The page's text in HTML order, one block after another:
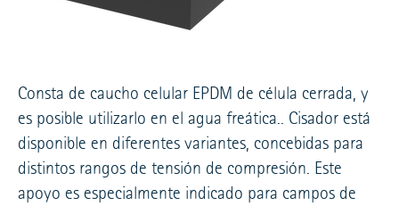
Consta de caucho celular EPDM de célula cerrada, y
es posible utilizarlo en el agua freática.. Cisador está
disponible en diferentes variantes, concebidas para
distintos rangos de tensión de compresión. Este
apoyo es especialmente indicado para campos de